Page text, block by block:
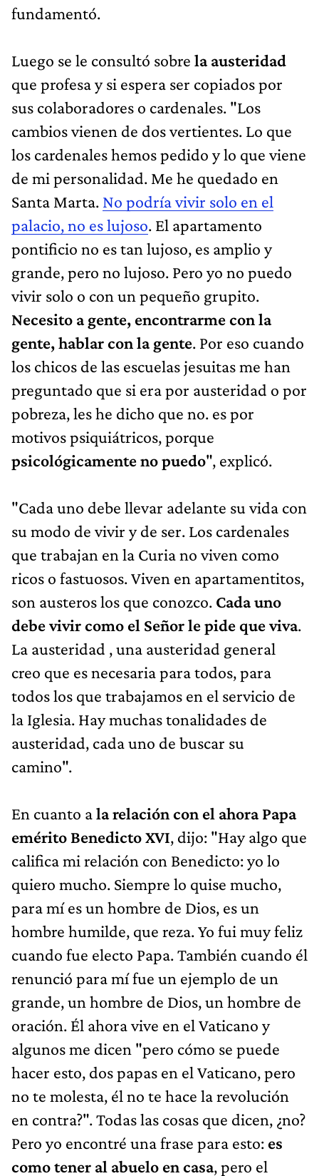
fundamentó.
Luego se le consultó sobre la austeridad
que profesa y si espera ser copiados por
sus colaboradores o cardenales. "Los
cambios vienen de dos vertientes. Lo que
los cardenales hemos pedido y lo que viene
de mi personalidad. Me he quedado en
Santa Marta. No podría vivir solo en el
palacio, no es lujoso. El apartamento
pontificio no es tan lujoso, es amplio y
grande, pero no lujoso. Pero yo no puedo
vivir solo o con un pequeño grupito.
Necesito a gente, encontrarme con la
gente, hablar con la gente. Por eso cuando
los chicos de las escuelas jesuitas me han
preguntado que si era por austeridad o por
pobreza, les he dicho que no. es por
motivos psiquiátricos, porque
psicológicamente no puedo", explicó.
"Cada uno debe llevar adelante su vida con
su modo de vivir y de ser. Los cardenales
que trabajan en la Curia no viven como
ricos o fastuosos. Viven en apartamentitos,
son austeros los que conozco. Cada uno
debe vivir como el Señor le pide que viva.
La austeridad , una austeridad general
creo que es necesaria para todos, para
todos los que trabajamos en el servicio de
la Iglesia. Hay muchas tonalidades de
austeridad, cada uno de buscar su
camino".
En cuanto ala relación con el ahora Papa
emérito Benedicto XVI, dijo: "Hay algo que
califica mi relación con Benedicto: yo lo
quiero mucho. Siempre lo quise mucho,
para mí es un hombre de Dios, es un
hombre humilde, que reza. Yo fui muy feliz
cuando fue electo Papa. También cuando él
renunció para mí fue un ejemplo de un
grande, un hombre de Dios, un hombre de
oración. Él ahora vive en el Vaticano y
algunos me dicen "pero cómo se puede
hacer esto, dos papas en el Vaticano, pero
no te molesta, él no te hace la revolución
en contra?". Todas las cosas que dicen, ¿no?
Pero yo encontré una frase para esto: es
como tener al abuelo en casa, pero el